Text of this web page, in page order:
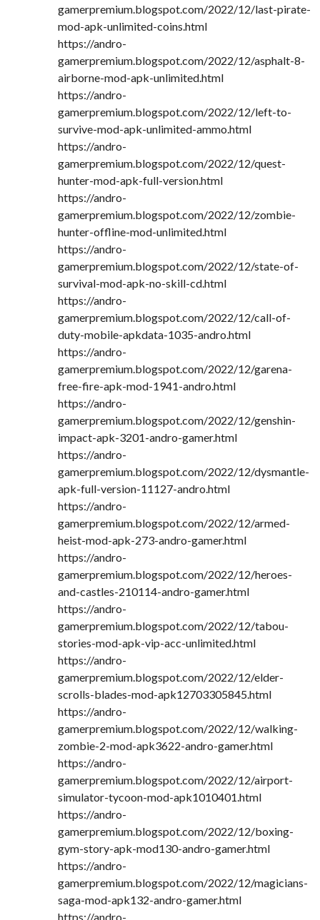
gamerpremium.blogspot.com/2022/12/last-pirate-
mod-apk-unlimited-coins.html
https://andro-
gamerpremium.blogspot.com/2022/12/asphalt-8-
airborne-mod-apk-unlimited.html
https://andro-
gamerpremium.blogspot.com/2022/12/left-to-
survive-mod-apk-unlimited-ammo.html
https://andro-
gamerpremium.blogspot.com/2022/12/quest-
hunter-mod-apk-full-version.html
https://andro-
gamerpremium.blogspot.com/2022/12/zombie-
hunter-offline-mod-unlimited.html
https://andro-
gamerpremium.blogspot.com/2022/12/state-of-
survival-mod-apk-no-skill-cd.html
https://andro-
gamerpremium.blogspot.com/2022/12/call-of-
duty-mobile-apkdata-1035-andro.html
https://andro-
gamerpremium.blogspot.com/2022/12/garena-
free-fire-apk-mod-1941-andro.html
https://andro-
gamerpremium.blogspot.com/2022/12/genshin-
impact-apk-3201-andro-gamer.html
https://andro-
gamerpremium.blogspot.com/2022/12/dysmantle-
apk-full-version-11127-andro.html
https://andro-
gamerpremium.blogspot.com/2022/12/armed-
heist-mod-apk-273-andro-gamer.html
https://andro-
gamerpremium.blogspot.com/2022/12/heroes-
and-castles-210114-andro-gamer.html
https://andro-
gamerpremium.blogspot.com/2022/12/tabou-
stories-mod-apk-vip-acc-unlimited.html
https://andro-
gamerpremium.blogspot.com/2022/12/elder-
scrolls-blades-mod-apk12703305845.html
https://andro-
gamerpremium.blogspot.com/2022/12/walking-
zombie-2-mod-apk3622-andro-gamer.html
https://andro-
gamerpremium.blogspot.com/2022/12/airport-
simulator-tycoon-mod-apk1010401.html
https://andro-
gamerpremium.blogspot.com/2022/12/boxing-
gym-story-apk-mod130-andro-gamer.html
https://andro-
gamerpremium.blogspot.com/2022/12/magicians-
saga-mod-apk132-andro-gamer.html
https://andro-